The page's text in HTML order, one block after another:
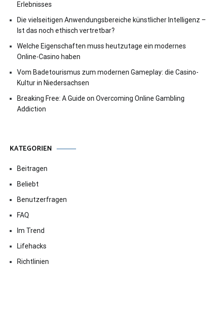
Erlebnisses
Die vielseitigen Anwendungsbereiche künstlicher Intelligenz –
Ist das noch ethisch vertretbar?
Welche Eigenschaften muss heutzutage ein modernes
Online-Casino haben
Vom Badetourismus zum modernen Gameplay: die Casino-
Kultur in Niedersachsen
Breaking Free: A Guide on Overcoming Online Gambling
Addiction
KATEGORIEN
Beitragen
Beliebt
Benutzerfragen
FAQ
Im Trend
Lifehacks
Richtlinien